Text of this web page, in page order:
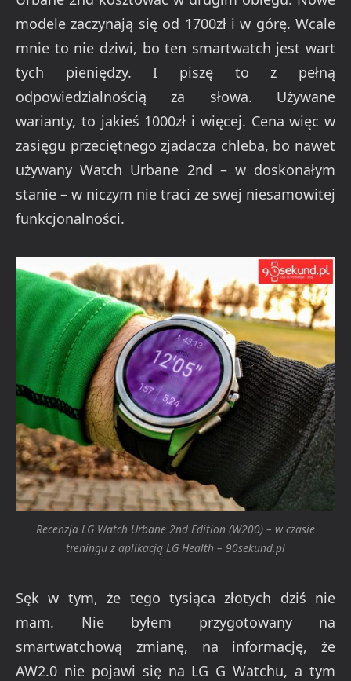
modele zaczynają się od 1700zł i w górę. Wcale
mnie to nie dziwi, bo ten smartwatch jest wart
tych pieniędzy. I piszę to z pełną
odpowiedzialnością za słowa. Używane
warianty, to jakieś 1000zł i więcej. Cena więc w
zasięgu przeciętnego zjadacza chleba, bo nawet
używany Watch Urbane 2nd – w doskonałym
stanie – w niczym nie traci ze swej niesamowitej
funkcjonalności.
Recenzja LG Watch Urbane 2nd Edition (W200) – w czasie
treningu z aplikacją LG Health – 90sekund.pl
Sęk w tym, że tego tysiąca złotych dziś nie
mam. Nie byłem przygotowany na
smartwatchową zmianę, na informację, że
AW2.0 nie pojawi się na LG G Watchu, a tym